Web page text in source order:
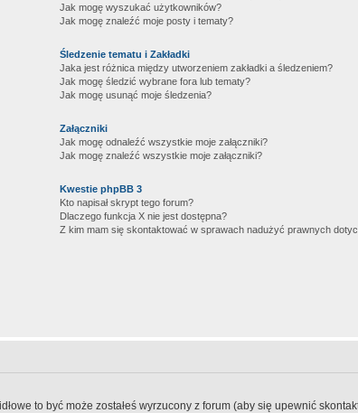
Jak mogę wyszukać użytkowników?
Jak mogę znaleźć moje posty i tematy?
Śledzenie tematu i Zakładki
Jaka jest różnica między utworzeniem zakładki a śledzeniem?
Jak mogę śledzić wybrane fora lub tematy?
Jak mogę usunąć moje śledzenia?
Załączniki
Jak mogę odnaleźć wszystkie moje załączniki?
Jak mogę znaleźć wszystkie moje załączniki?
Kwestie phpBB 3
Kto napisał skrypt tego forum?
Dlaczego funkcja X nie jest dostępna?
Z kim mam się skontaktować w sprawach nadużyć prawnych
to być może zostałeś wyrzucony z forum (aby się upewnić